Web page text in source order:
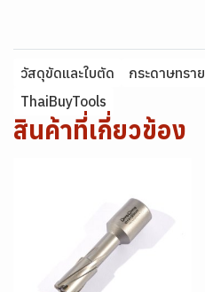
วัสดุขัดและใบตัด กระดาษทราย
ThaiBuyTools
สินค้าที่เกี่ยวข้อง